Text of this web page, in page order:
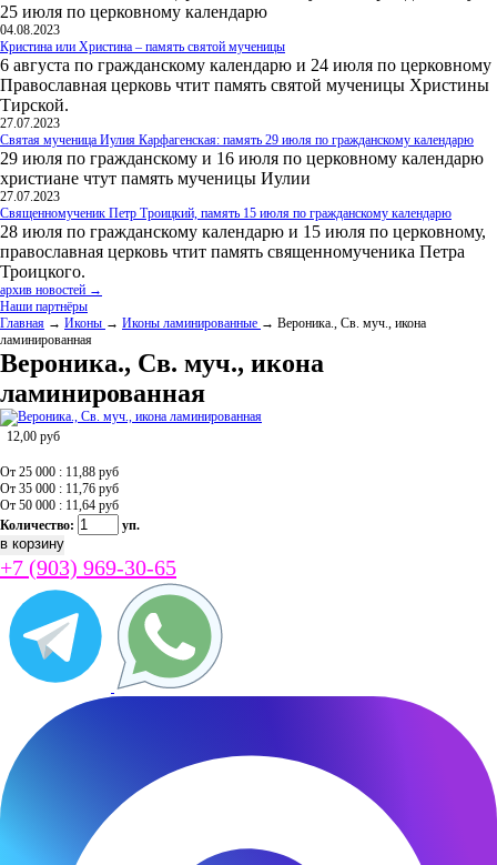
25 июля по церковному календарю
04.08.2023
Кристина или Христина – память святой мученицы
6 августа по гражданскому календарю и 24 июля по церковному
Православная церковь чтит память святой мученицы Христины
Тирской.
27.07.2023
Святая мученица Иулия Карфагенская: память 29 июля по гражданскому календарю
29 июля по гражданскому и 16 июля по церковному календарю
христиане чтут память мученицы Иулии
27.07.2023
Священномученик Петр Троицкий, память 15 июля по гражданскому календарю
28 июля по гражданскому календарю и 15 июля по церковному,
православная церковь чтит память священномученика Петра
Троицкого.
архив новостей →
Наши партнёры
Главная → Иконы → Иконы ламинированные → Вероника., Св. муч., икона
ламинированная
Вероника., Св. муч., икона
ламинированная
12,00 руб
От 25 000 : 11,88 руб
От 35 000 : 11,76 руб
От 50 000 : 11,64 руб
Количество:
уп.
+7 (903) 969-30-65